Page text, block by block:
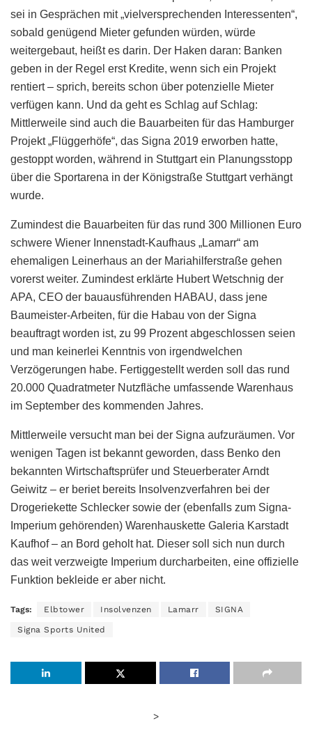
sei in Gesprächen mit „vielversprechenden Interessenten“,
sobald genügend Mieter gefunden würden, würde
weitergebaut, heißt es darin. Der Haken daran: Banken
geben in der Regel erst Kredite, wenn sich ein Projekt
rentiert – sprich, bereits schon über potenzielle Mieter
verfügen kann. Und da geht es Schlag auf Schlag:
Mittlerweile sind auch die Bauarbeiten für das Hamburger
Projekt „Flüggerhöfe“, das Signa 2019 erworben hatte,
gestoppt worden, während in Stuttgart ein Planungsstopp
über die Sportarena in der Königstraße Stuttgart verhängt
wurde.
Zumindest die Bauarbeiten für das rund 300 Millionen Euro
schwere Wiener Innenstadt-Kaufhaus „Lamarr“ am
ehemaligen Leinerhaus an der Mariahilferstraße gehen
vorerst weiter. Zumindest erklärte Hubert Wetschnig der
APA, CEO der bauausführenden HABAU, dass jene
Baumeister-Arbeiten, für die Habau von der Signa
beauftragt worden ist, zu 99 Prozent abgeschlossen seien
und man keinerlei Kenntnis von irgendwelchen
Verzögerungen habe. Fertiggestellt werden soll das rund
20.000 Quadratmeter Nutzfläche umfassende Warenhaus
im September des kommenden Jahres.
Mittlerweile versucht man bei der Signa aufzuräumen. Vor
wenigen Tagen ist bekannt geworden, dass Benko den
bekannten Wirtschaftsprüfer und Steuerberater Arndt
Geiwitz – er beriet bereits Insolvenzverfahren bei der
Drogeriekette Schlecker sowie der (ebenfalls zum Signa-
Imperium gehörenden) Warenhauskette Galeria Karstadt
Kaufhof – an Bord geholt hat. Dieser soll sich nun durch
das weit verzweigte Imperium durcharbeiten, eine offizielle
Funktion bekleide er aber nicht.
Tags: Elbtower Insolvenzen Lamarr SIGNA
Signa Sports United
>